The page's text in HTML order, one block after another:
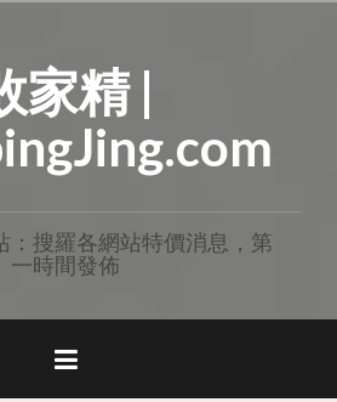
家精 |
：搜羅各網站特價消息，第
一時間發佈